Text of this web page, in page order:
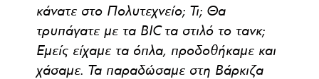
κάνατε στο Πολυτεχνείο; Τι; Θα
τρυπάγατε με τα ΒΙC τα στιλό το τανκ;
Εμείς είχαμε τα όπλα, προδοθήκαμε και
χάσαμε. Τα παραδώσαμε στη Βάρκιζα